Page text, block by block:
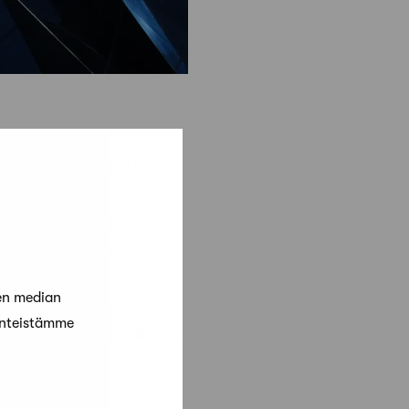
median
torstaisin klo 11-12.
’Kysy vero- ja
liittyvien
yritysjuridiikan,